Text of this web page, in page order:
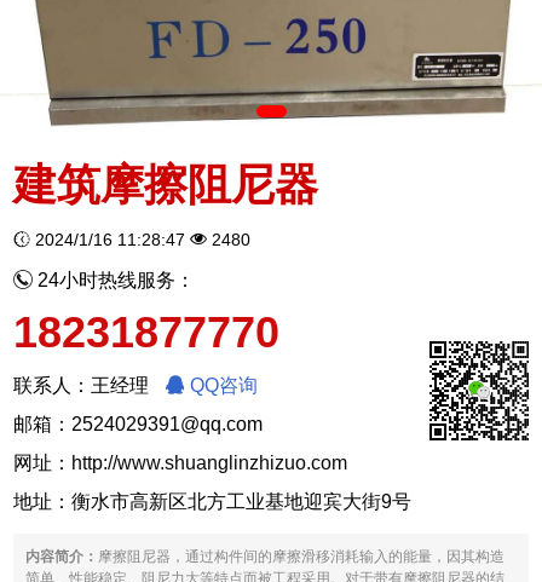
建筑摩擦阻尼器
2024/1/16 11:28:47 2480
24小时热线服务：
18231877770
联系人：王经理
QQ咨询
邮箱：2524029391@qq.com
网址： http://www.shuanglinzhizuo.com
地址：衡水市高新区北方工业基地迎宾大街9号
内容简介： 摩擦阻尼器，通过构件间的摩擦滑移消耗输入的能量，因其构造
简单、性能稳定、阻尼力大等特点而被工程采用。对于带有摩擦阻尼器的结